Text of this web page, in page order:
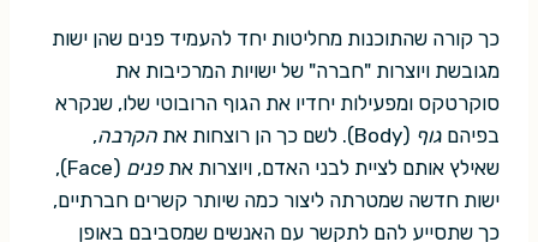
כך קורה שהתוכנות מחליטות יחד להעמיד פנים שהן ישות
מגובשת ויוצרות "חברה" של ישויות המרכיבות את
סוקרטקס ומפעילות יחדיו את הגוף הרובוטי שלו, שנקרא
בפיהם גוף (Body). לשם כך הן רוצחות את הקרבה,
שאילץ אותם לציית לבני האדם, ויוצרות אתפנים
(Face),
ישות חדשה שמטרתה ליצור כמה שיותר קשרים חברתיים,
כך שתסייע להם לתקשר עם האנשים שמסביבם באופן